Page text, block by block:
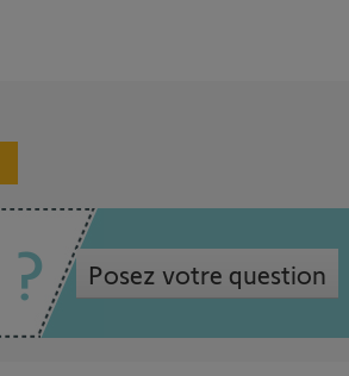
Posez votre question